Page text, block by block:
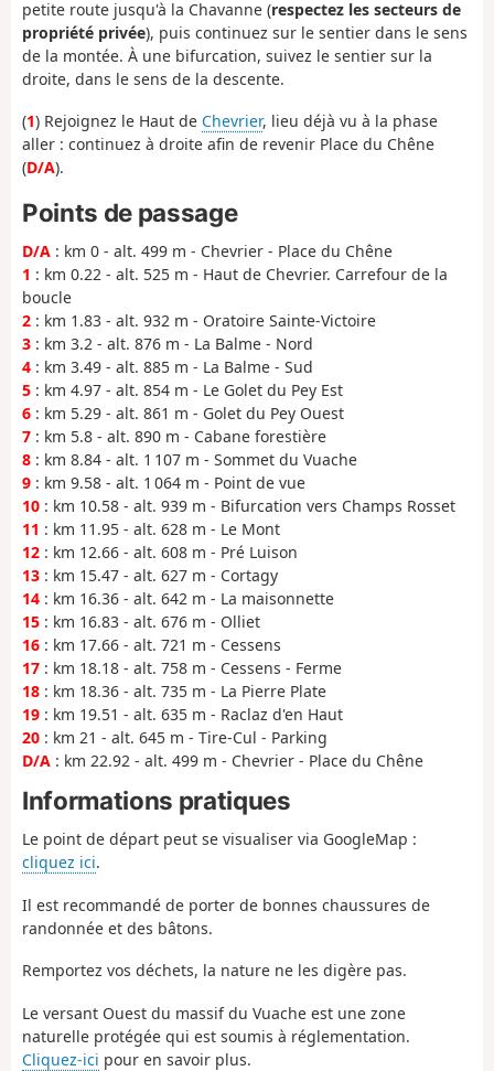
petite route jusqu'à la Chavanne (respectez les secteurs de
propriété privée), puis continuez sur le sentier dans le sens
de la montée. À une bifurcation, suivez le sentier sur la
droite, dans le sens de la descente.
(1) Rejoignez le Haut de Chevrier, lieu déjà vu à la phase
aller : continuez à droite afin de revenir Place du Chêne
(D/A).
Points de passage
D/A : km 0 - alt. 499 m - Chevrier - Place du Chêne
1 : km 0.22 - alt. 525 m - Haut de Chevrier. Carrefour de la
boucle
2 : km 1.83 - alt. 932 m - Oratoire Sainte-Victoire
3 : km 3.2 - alt. 876 m - La Balme - Nord
4 : km 3.49 - alt. 885 m - La Balme - Sud
5 : km 4.97 - alt. 854 m - Le Golet du Pey Est
6 : km 5.29 - alt. 861 m - Golet du Pey Ouest
7 : km 5.8 - alt. 890 m - Cabane forestière
8 : km 8.84 - alt. 1 107 m - Sommet du Vuache
9 : km 9.58 - alt. 1 064 m - Point de vue
10 : km 10.58 - alt. 939 m - Bifurcation vers Champs Rosset
11 : km 11.95 - alt. 628 m - Le Mont
12 : km 12.66 - alt. 608 m - Pré Luison
13 : km 15.47 - alt. 627 m - Cortagy
14 : km 16.36 - alt. 642 m - La maisonnette
15 : km 16.83 - alt. 676 m - Olliet
16 : km 17.66 - alt. 721 m - Cessens
17 : km 18.18 - alt. 758 m - Cessens - Ferme
18 : km 18.36 - alt. 735 m - La Pierre Plate
19 : km 19.51 - alt. 635 m - Raclaz d'en Haut
20 : km 21 - alt. 645 m - Tire-Cul - Parking
D/A : km 22.92 - alt. 499 m - Chevrier - Place du Chêne
Informations pratiques
Le point de départ peut se visualiser via GoogleMap :
cliquez ici.
Il est recommandé de porter de bonnes chaussures de
randonnée et des bâtons.
Remportez vos déchets, la nature ne les digère pas.
Le versant Ouest du massif du Vuache est une zone
naturelle protégée qui est soumis à réglementation.
Cliquez-ici pour en savoir plus.